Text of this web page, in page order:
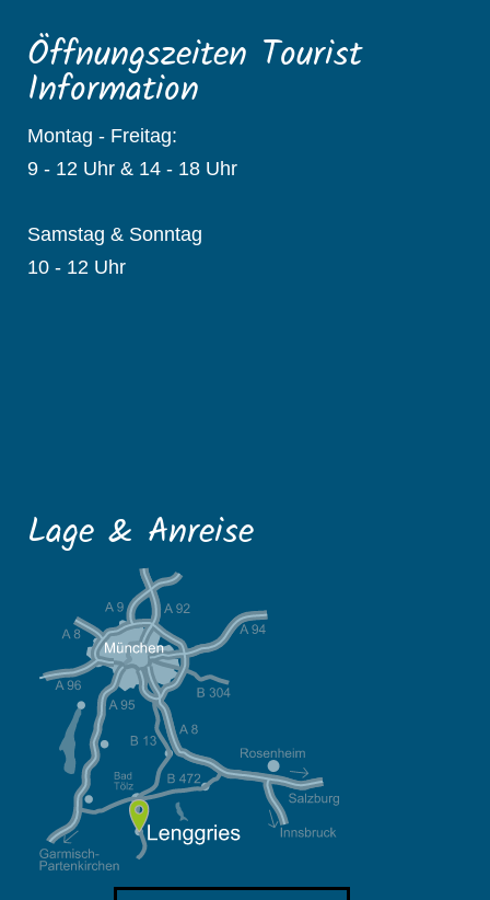
Öffnungszeiten Tourist
Information
Montag - Freitag:
9 - 12 Uhr & 14 - 18 Uhr
Samstag & Sonntag
10 - 12 Uhr
Lage & Anreise